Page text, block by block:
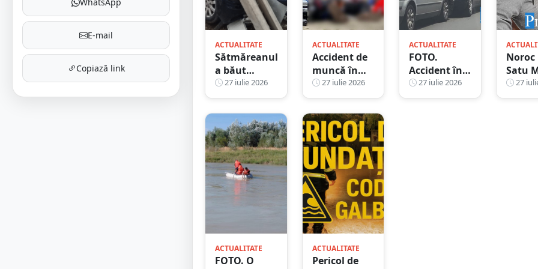
E-mail
Copiază link
ACTUALITATE
Sătmăreanul
a băut
zdravăn,
apoi s-a
urcat la
volan. A
ajuns cu
mașina în
stâlp
27 iulie 2026
ACTUALITATE
Accident de
muncă în
județul Satu
Mare. Un
tânăr și-a
prins mâna
într-un
utilaj. A
ajuns la
spital
27 iulie 2026
ACTUALITATE
FOTO.
Accident în
lanț, cu trei
mașini, la
27 iulie 2026
Noroc
Satu
Un
jucat
27
ACTUALITATE
FOTO. O
ACTUALITATE
Pericol de